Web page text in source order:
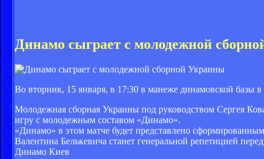
Динамо сыграет с молодежной
Во вторник, 15 января, в 17:30 в манеже динамовской базы
Молодежная сборная Украины под руководством Сергея
игру с молодежным составом «Динамо».
«Динамо» в этом матче будет представлено
Валентина Белькевича станет генеральной репетицией
Динамо Киев